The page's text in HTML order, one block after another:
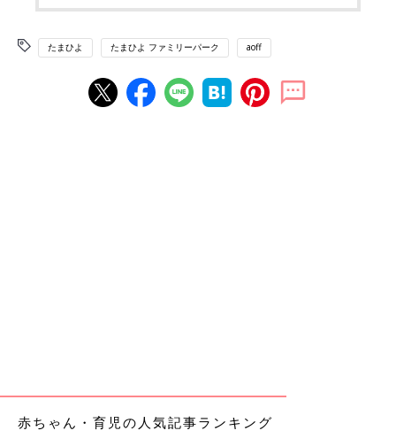
たまひよ たまひよ ファミリーパーク aoff
赤ちゃん・育児の人気記事ランキング